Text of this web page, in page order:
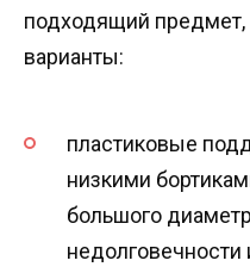
подходящий
варианты:
пластиковые
низкими
большого